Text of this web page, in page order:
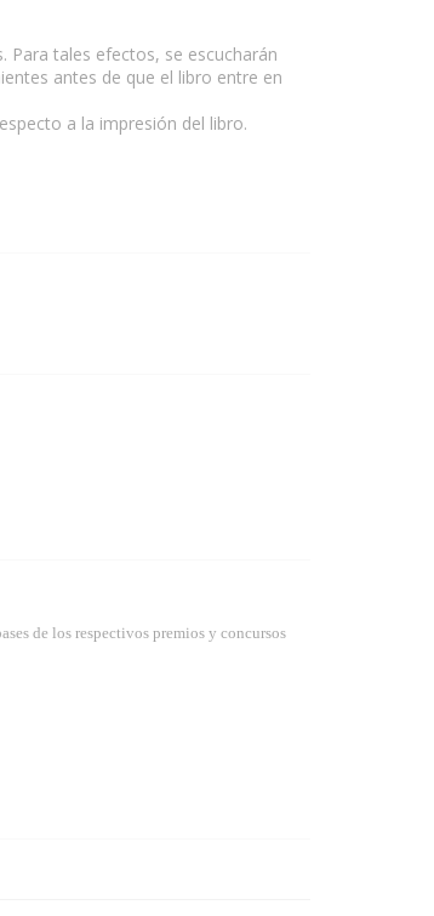
Para tales efectos, se escucharán
antes de que el libro entre en
a la impresión del libro.
de los respectivos premios y concursos